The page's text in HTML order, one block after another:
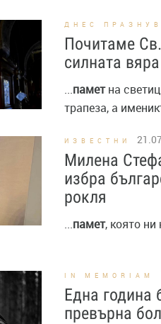
ДНЕС
Почитаме
силната
...паметна
трапеза, а
ИЗВЕСТНИ
Милена
избра
рокля
...памет, която
IN MEMORIAM
Една година
превърна